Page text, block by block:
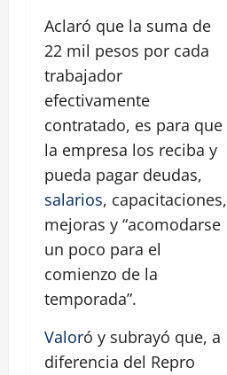
Aclaró que la suma de
22 mil pesos por cada
trabajador
efectivamente
contratado, es para que
la empresa los reciba y
pueda pagar deudas,
salarios, capacitaciones,
mejoras y “acomodarse
un poco para el
comienzo de la
temporada”.
Valoró y subrayó que, a
diferencia del Repro